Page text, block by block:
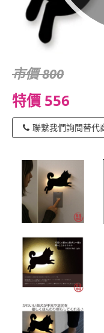
市價 800
特價 556
聯繫我們詢問替代